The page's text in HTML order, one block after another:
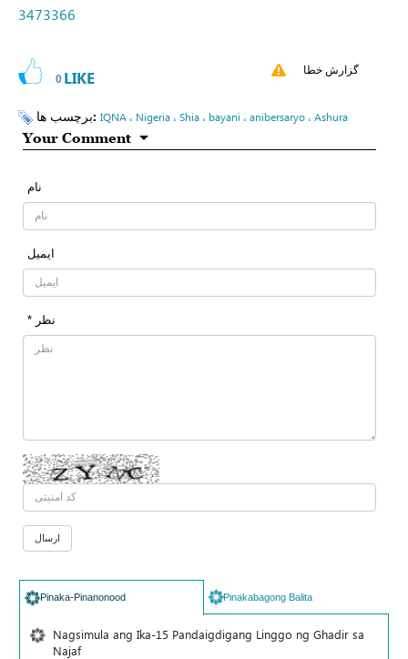
3473366
0 LIKE گزارش خطا
برچسب ها: IQNA ، Nigeria ، Shia ، bayani ، anibersaryo ، Ashura
Your Comment
نام
ایمیل
* نظر
Pinaka-Pinanonood Pinakabagong Balita
Nagsimula ang Ika-15 Pandaigdigang Linggo ng Ghadir sa
Najaf